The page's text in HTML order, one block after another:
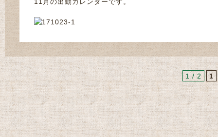
1 / 2 1